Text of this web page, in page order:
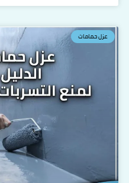
عزل حمامات